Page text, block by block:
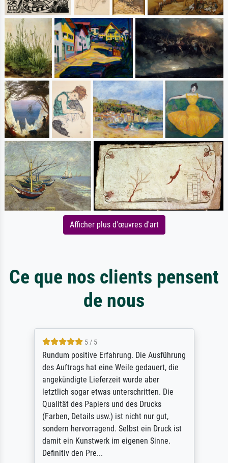
Afficher plus d'œuvres d'art
Ce que nos clients pensent
de nous
5 / 5
Rundum positive Erfahrung. Die Ausführung
des Auftrags hat eine Weile gedauert, die
angekündigte Lieferzeit wurde aber
letztlich sogar etwas unterschritten. Die
Qualität des Papiers und des Drucks
(Farben, Details usw.) ist nicht nur gut,
sondern hervorragend. Selbst ein Druck ist
damit ein Kunstwerk im eigenen Sinne.
Definitiv den Pre...